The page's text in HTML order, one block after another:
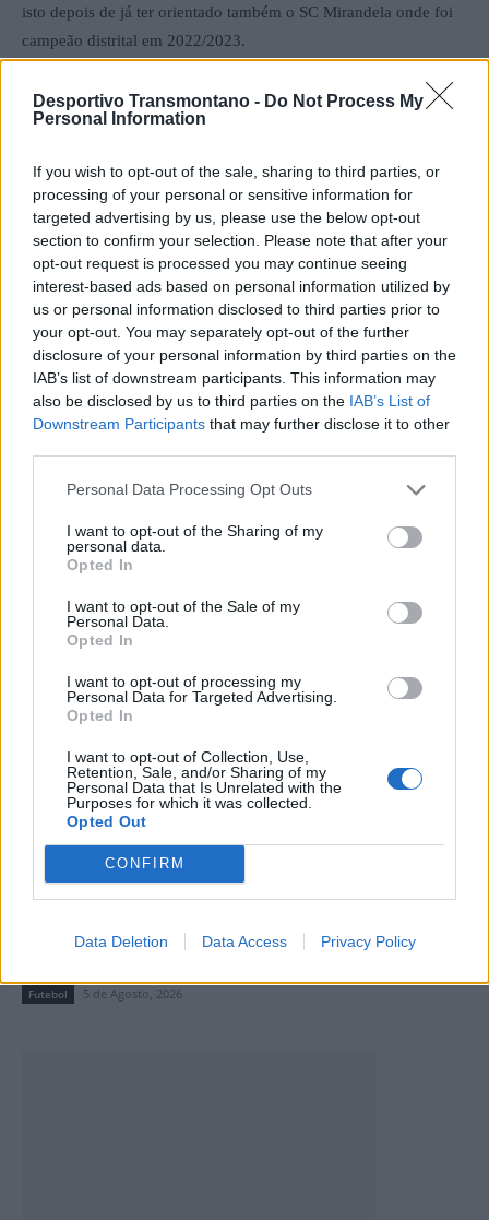
Desportivo Transmontano - Do Not Process My
Personal Information
If you wish to opt-out of the sale, sharing to third parties, or
processing of your personal or sensitive information for
targeted advertising by us, please use the below opt-out
section to confirm your selection. Please note that after your
opt-out request is processed you may continue seeing
interest-based ads based on personal information utilized by
us or personal information disclosed to third parties prior to
your opt-out. You may separately opt-out of the further
disclosure of your personal information by third parties on the
IAB’s list of downstream participants. This information may
also be disclosed by us to third parties on the IAB’s List of
Downstream Participants that may further disclose it to other
Personal Data Processing Opt Outs
I want to opt-out of the Sharing of my
personal data.
Opted In
I want to opt-out of the Sale of my
Personal Data.
Opted In
I want to opt-out of processing my
Personal Data for Targeted Advertising.
Opted In
I want to opt-out of Collection, Use,
Retention, Sale, and/or Sharing of my
Personal Data that Is Unrelated with the
Purposes for which it was collected.
Opted Out
CONFIRM
Data Deletion Data Access Privacy Policy
isto depois de já ter orientado também o SC Mirandela onde foi
campeão distrital em 2022/2023.
André Irulegui será desta forma o sucessor de Nuno Gonçalves
na liderança dos brigantinos.
Por Francisco Mendes
Foto: GD Bragança
reforço
quatro jogadores
Últimas notícias
Taça Transmontana de Futebol Sénior com cariz
Futebol 5 de Agosto, 2026